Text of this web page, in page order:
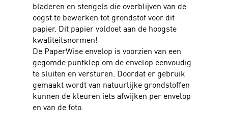
bladeren en stengels die overblijven van de
oogst te bewerken tot grondstof voor dit
papier. Dit papier voldoet aan de hoogste
kwaliteitsnormen!
De PaperWise envelop is voorzien van een
gegomde puntklep om de envelop eenvoudig
te sluiten en versturen. Doordat er gebruik
gemaakt wordt van natuurlijke grondstoffen
kunnen de kleuren iets afwijken per envelop
en van de foto.